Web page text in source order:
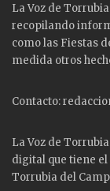
La Voz de
recopilando
como las Fiestas
medida otros
Contacto:
La Voz de
digital que tiene
Torrubia del